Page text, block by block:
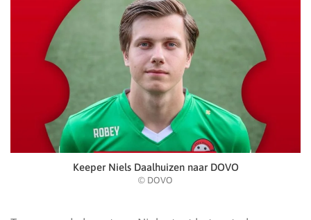
Keeper Niels Daalhuizen naar DOVO
© DOVO